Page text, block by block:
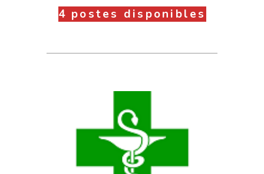
4 postes disponibles